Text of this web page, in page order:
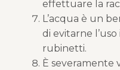
effettuare la
L’acqua è un
di evitarne
rubinetti.
È severamente